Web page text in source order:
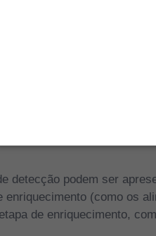
o processo possui uma
das espécies de
e bioquímicos, e
do DNA de
é possível determinar a
detecção podem ser
(como os
de enriquecimento,